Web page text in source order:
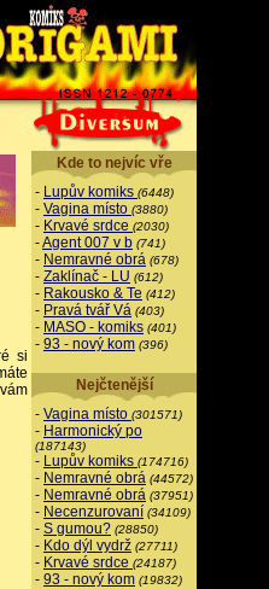
si
Kde to nejvíc vře
- Lupův komiks (6448)
- Vagina místo (3880)
- Krvavé srdce (2030)
-Agent 007 v b (741)
- Nemravné obrá (678)
- Zaklínač - LU (612)
- Rakousko & Te (412)
- Pravá tvář Vá (403)
- MASO - komiks (401)
- 93 - nový kom (396)
Nejčtenější
- Vagina místo (301571)
- Harmonický po
(187143)
- Lupův komiks (174716)
- Nemravné obrá (44572)
- Nemravné obrá (37951)
- Necenzurovaní (34109)
- S gumou? (28850)
- Kdo dýl vydrž (27711)
- Krvavé srdce (24187)
- 93 - nový kom (19832)